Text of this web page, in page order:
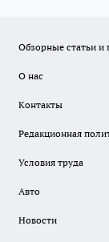
Обзорные статьи и
О нас
Контакты
Редакционная
Условия труда
Авто
Новости